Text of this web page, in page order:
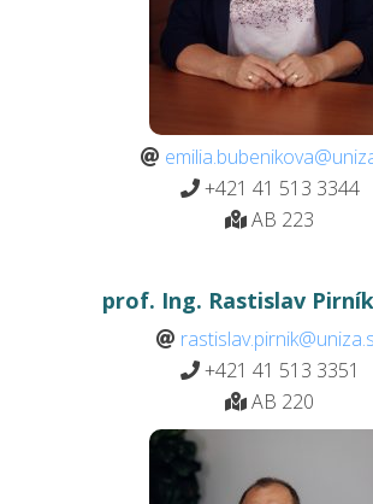
+421 41 513 3344
AB 223
prof. Ing. Rastislav
+421 41 513 3351
AB 220